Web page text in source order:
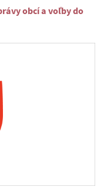
obcí a voľby do